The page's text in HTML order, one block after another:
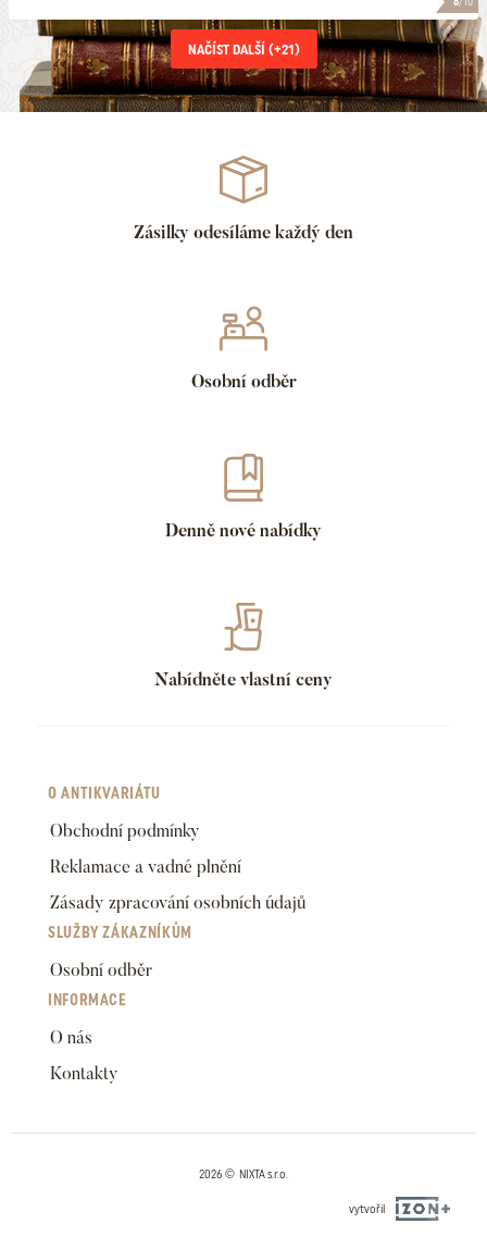
NAČÍST DALŠÍ (+21)
Zásilky odesíláme každý den
Osobní odběr
Denně nové nabídky
Nabídněte vlastní ceny
O ANTIKVARIÁTU
Obchodní podmínky
Reklamace a vadné plnění
Zásady zpracování osobních údajů
SLUŽBY ZÁKAZNÍKŮM
Osobní odběr
INFORMACE
O nás
Kontakty
2026 © NIXTA s.r.o.
vytvořil